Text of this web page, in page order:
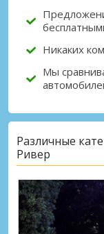
Никаких
Мы
Различные
Ривер